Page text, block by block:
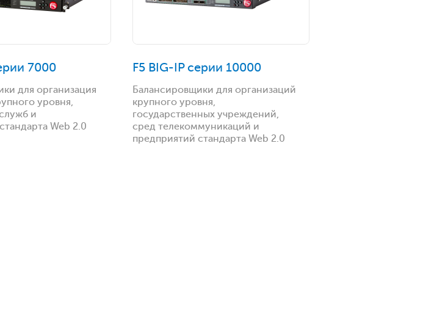
7000
для организация
уровня,
и
Web 2.0
F5 BIG-IP серии 10000
Балансировщики для организаций
крупного уровня,
государственных учреждений,
сред телекоммуникаций и
предприятий стандарта Web 2.0